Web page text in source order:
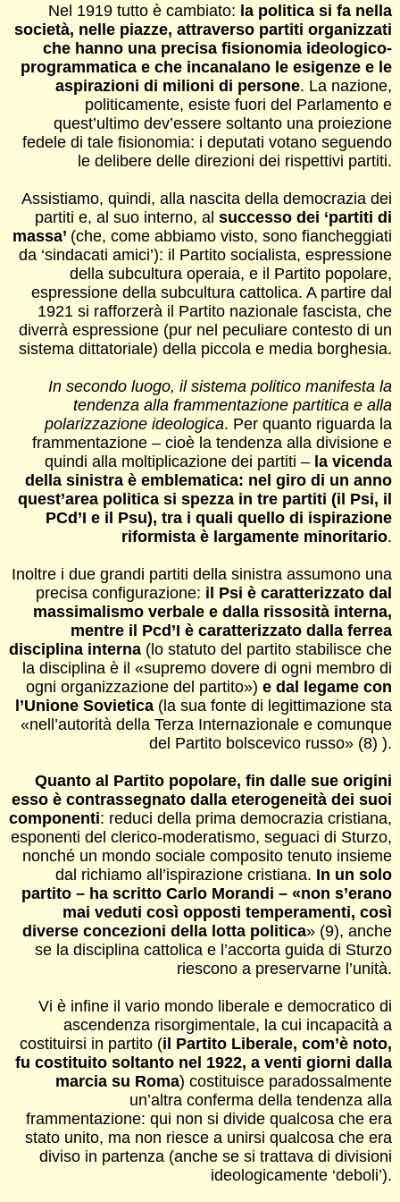
Nel 1919 tutto è cambiato: la politica si fa nella
società, nelle piazze, attraverso partiti organizzati
che hanno una precisa fisionomia ideologico-
programmatica e che incanalano le esigenze e le
aspirazioni di milioni di persone. La nazione,
politicamente, esiste fuori del Parlamento e
quest’ultimo dev’essere soltanto una proiezione
fedele di tale fisionomia: i deputati votano seguendo
le delibere delle direzioni dei rispettivi partiti.
Assistiamo, quindi, alla nascita della democrazia dei
partiti e, al suo interno, alsuccesso dei ‘partiti di
massa’ (che, come abbiamo visto, sono fiancheggiati
da ‘sindacati amici’): il Partito socialista, espressione
della subcultura operaia, e il Partito popolare,
espressione della subcultura cattolica. A partire dal
1921 si rafforzerà il Partito nazionale fascista, che
diverrà espressione (pur nel peculiare contesto di un
sistema dittatoriale) della piccola e media borghesia.
In secondo luogo, il sistema politico manifesta la
tendenza alla frammentazione partitica e alla
polarizzazione ideologica. Per quanto riguarda la
frammentazione – cioè la tendenza alla divisione e
quindi alla moltiplicazione dei partiti – la vicenda
della sinistra è emblematica: nel giro di un anno
quest’area politica si spezza in tre partiti (il Psi, il
PCd’I e il Psu), tra i quali quello di ispirazione
riformista è largamente minoritario.
Inoltre i due grandi partiti della sinistra assumono una
precisa configurazione: il Psi è caratterizzato dal
massimalismo verbale e dalla rissosità interna,
mentre il Pcd’I è caratterizzato dalla ferrea
disciplina interna (lo statuto del partito stabilisce che
la disciplina è il «supremo dovere di ogni membro di
ogni organizzazione del partito»)e dal legame con
l’Unione Sovietica (la sua fonte di legittimazione sta
«nell’autorità della Terza Internazionale e comunque
del Partito bolscevico russo» (8) ).
Quanto al Partito popolare, fin dalle sue origini
esso è contrassegnato dalla eterogeneità dei suoi
componenti: reduci della prima democrazia cristiana,
esponenti del clerico-moderatismo, seguaci di Sturzo,
nonché un mondo sociale composito tenuto insieme
dal richiamo all’ispirazione cristiana. In un solo
partito – ha scritto Carlo Morandi – «non s’erano
mai veduti così opposti temperamenti, così
diverse concezioni della lotta politica» (9), anche
se la disciplina cattolica e l’accorta guida di Sturzo
riescono a preservarne l’unità.
Vi è infine il vario mondo liberale e democratico di
ascendenza risorgimentale, la cui incapacità a
costituirsi in partito (il Partito Liberale, com’è noto,
fu costituito soltanto nel 1922, a venti giorni dalla
marcia su Roma) costituisce paradossalmente
un’altra conferma della tendenza alla
frammentazione: qui non si divide qualcosa che era
stato unito, ma non riesce a unirsi qualcosa che era
diviso in partenza (anche se si trattava di divisioni
ideologicamente ‘deboli’).